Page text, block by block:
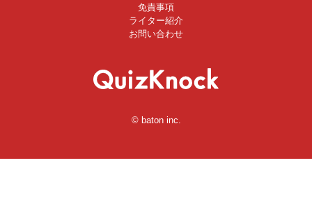
免責事項
ライター紹介
お問い合わせ
© baton inc.